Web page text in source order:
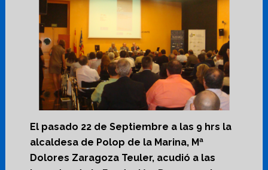
El pasado 22 de Septiembre a las 9 hrs la
alcaldesa de Polop de la Marina, Mª
Dolores Zaragoza Teuler, acudió a las